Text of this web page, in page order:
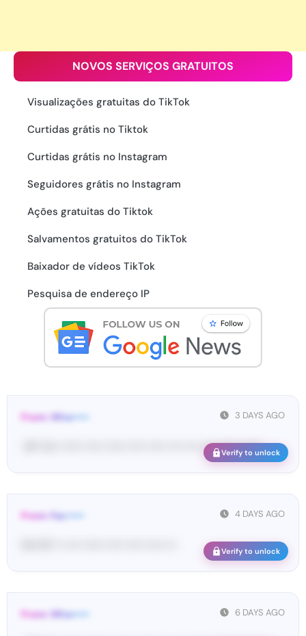
NOVOS SERVIÇOS GRATUITOS
Visualizações gratuitas do TikTok
Curtidas grátis no Tiktok
Curtidas grátis no Instagram
Seguidores grátis no Instagram
Ações gratuitas do Tiktok
Salvamentos gratuitos do TikTok
Baixador de vídeos TikTok
Pesquisa de endereço IP
3 DAYS AGO
From: Wha•••••
<#• Yo•• •••••• ••••• •••••• ••••• ••••• •••• •••• •••• •••••• ••••••
Verify to unlock
4 DAYS AGO
From: Fac•••••
Verify to unlock
6 DAYS AGO
From: Wha•••••